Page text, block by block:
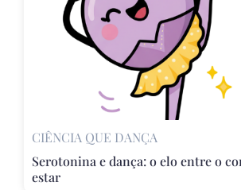
CIÊNCIA QUE DANÇA
Serotonina e dança: o elo entre o
estar